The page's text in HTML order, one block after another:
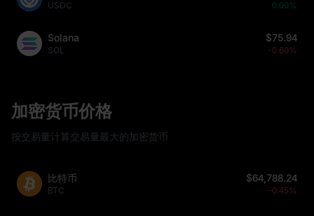
USDC 0.00%
Solana
SOL
$75.94
-0.60%
加密货币价格
按交易量计算交易量最大的加密货币
比特币
BTC
$64,788.24
-0.45%